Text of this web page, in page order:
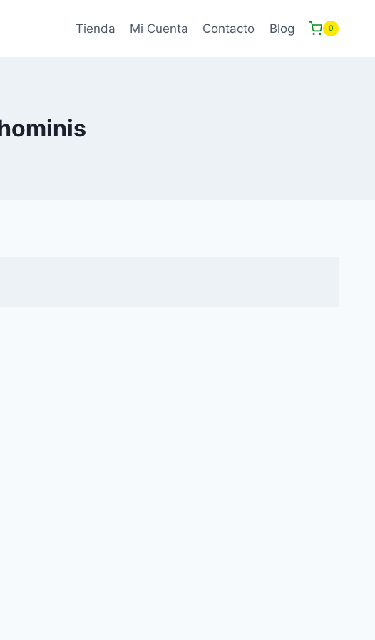
Tienda Mi Cuenta Contacto Blog 0